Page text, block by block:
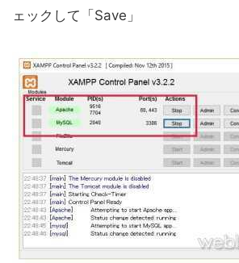
ェックして「Save」